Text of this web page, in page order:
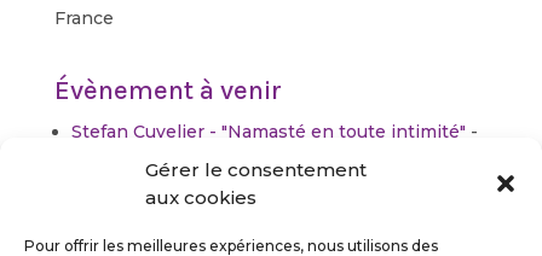
Gérer le consentement
aux cookies
Pour offrir les meilleures expériences, nous utilisons des
France
Évènement à venir
Stefan Cuvelier - "Namasté en toute intimité" -
24 août 2026 - 20h00